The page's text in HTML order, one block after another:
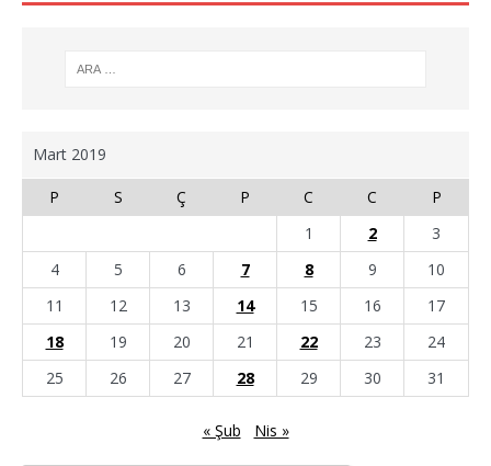
Mart 2019
P S Ç P C C
P
1
2
3
4
5 6 7 8 9
10
11
12 13 14 15 16
17
18
19 20 21 22 23
24
25
26 27 28 29 30 31
« Şub Nis »